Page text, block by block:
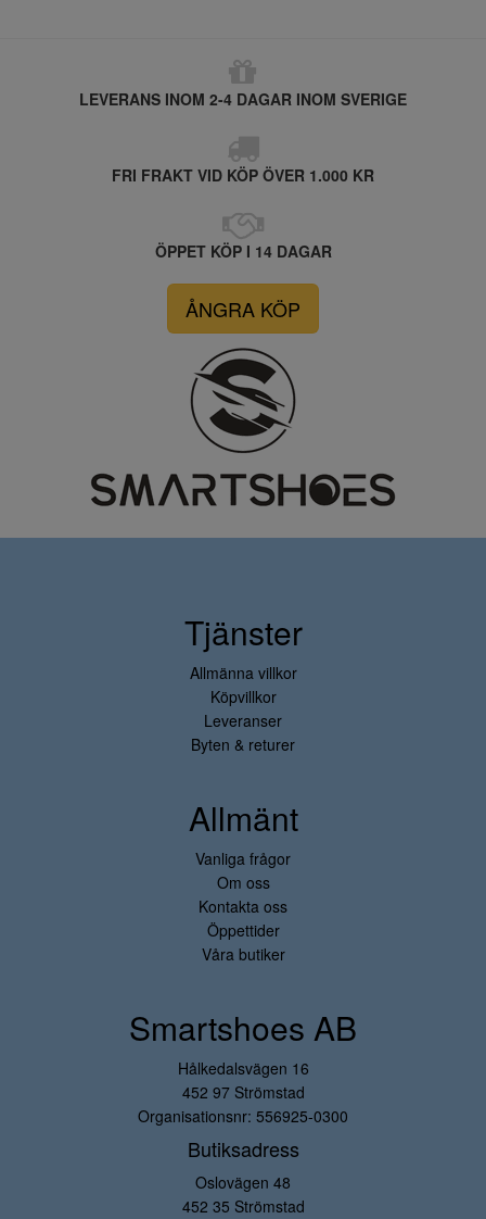
LEVERANS INOM 2-4 DAGAR INOM SVERIGE
FRI FRAKT VID KÖP ÖVER 1.000 KR
ÖPPET KÖP I 14 DAGAR
ÅNGRA KÖP
Tjänster
Allmänna villkor
Köpvillkor
Leveranser
Byten & returer
Allmänt
Vanliga frågor
Om oss
Kontakta oss
Öppettider
Våra butiker
Smartshoes AB
Hålkedalsvägen 16
452 97 Strömstad
Organisationsnr: 556925-0300
Butiksadress
Oslovägen 48
452 35 Strömstad